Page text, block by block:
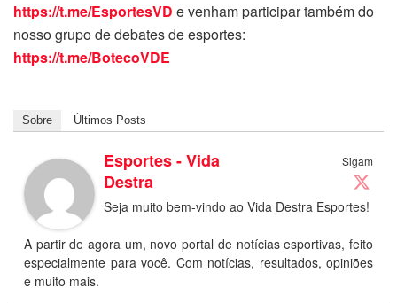
https://t.me/EsportesVD e venham participar também do
nosso grupo de debates de esportes:
https://t.me/BotecoVDE
Sobre Últimos Posts
Sigam
Esportes - Vida
Destra
Seja muito bem-vindo ao Vida Destra Esportes!
A partir de agora um, novo portal de notícias esportivas, feito
especialmente para você. Com notícias, resultados, opiniões
e muito mais.